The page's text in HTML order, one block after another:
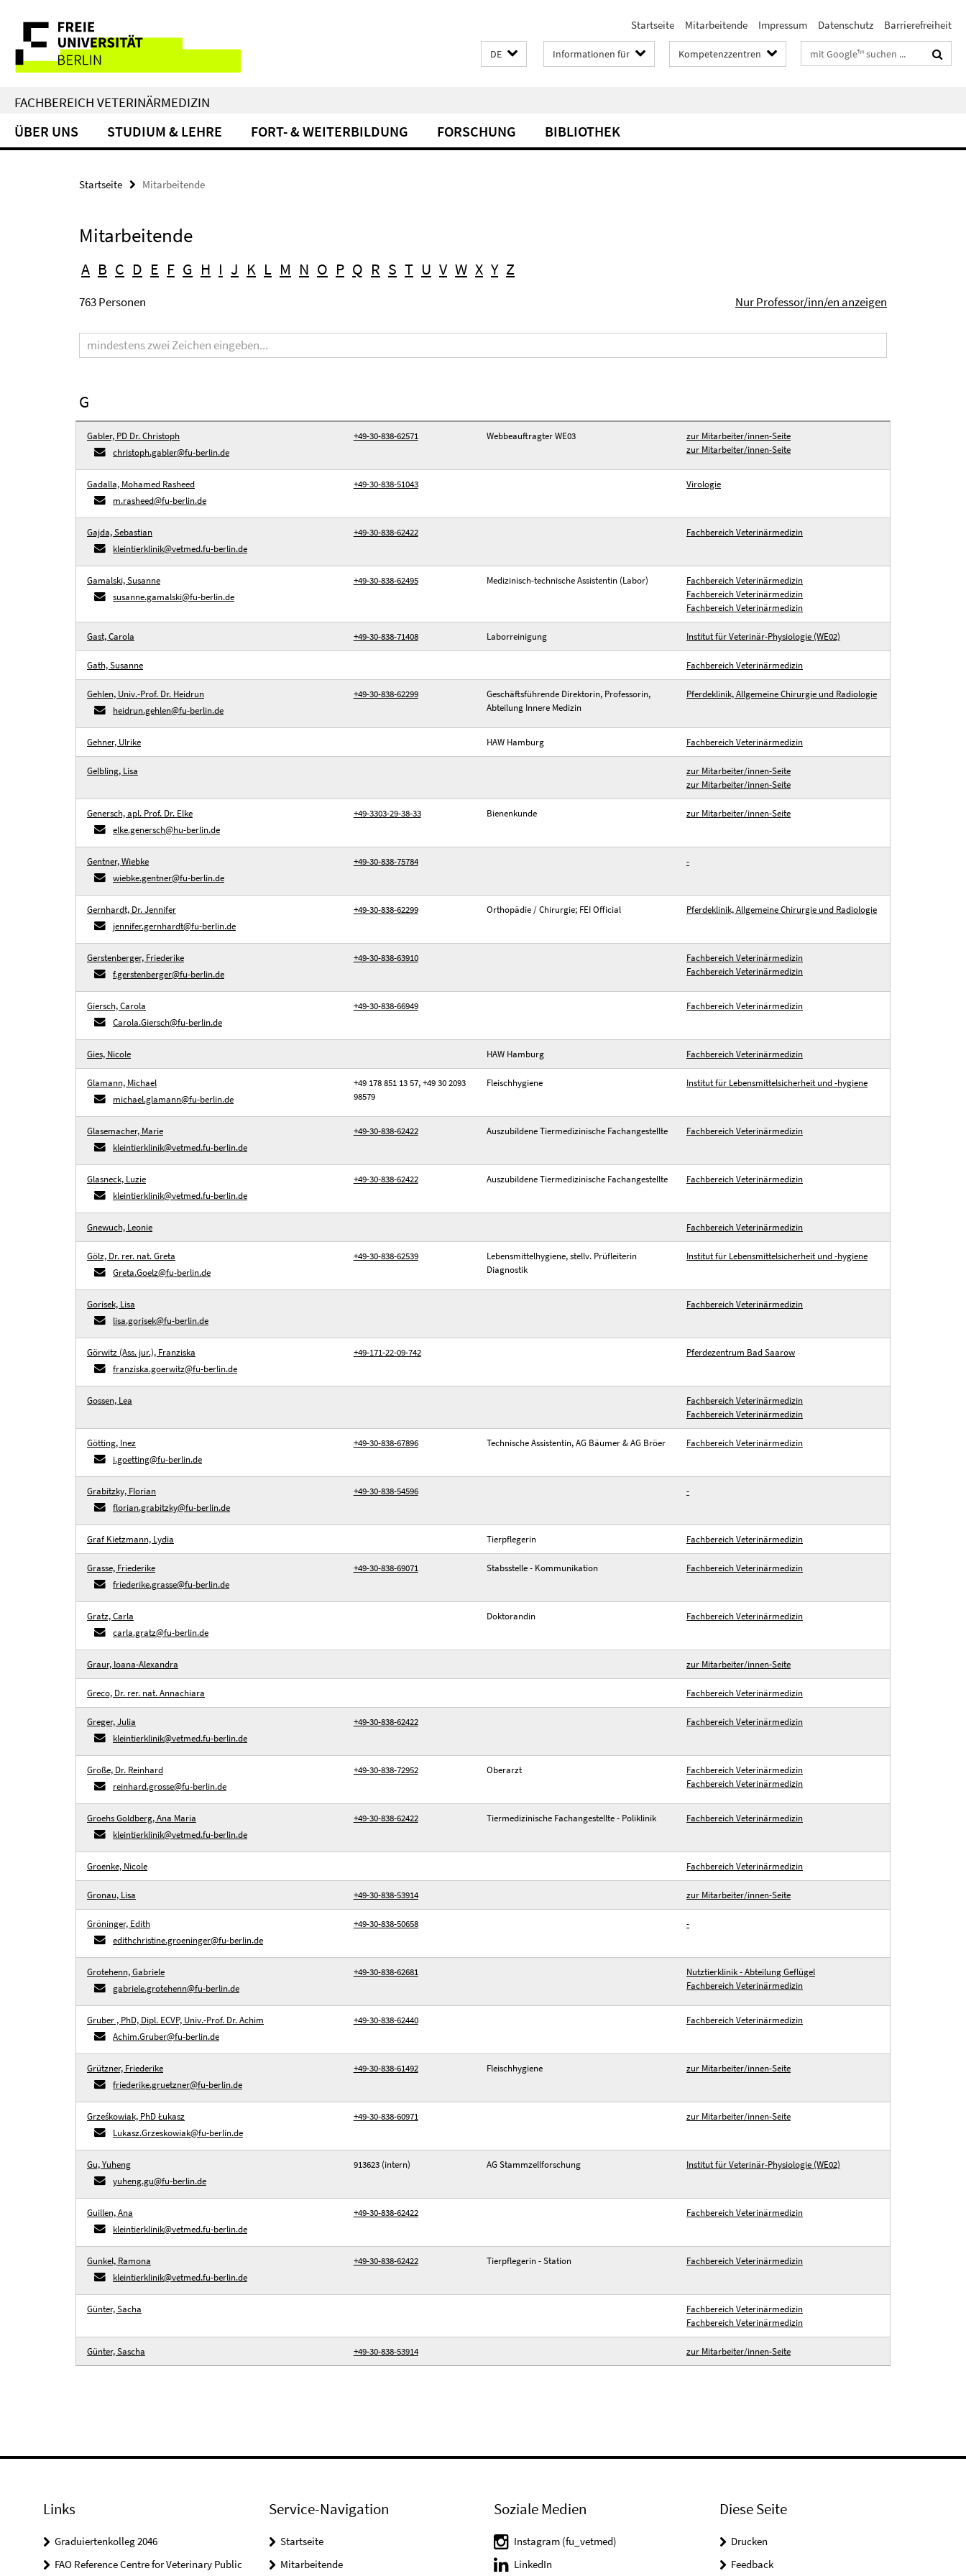
direkt
Inhalt
Service-
Navigation
Startseite Mitarbeitende Impressum Datenschutz Barrierefreiheit
DE Informationen für Kompetenzzentren Suchbegriffe
FACHBEREICH VETERINÄRMEDIZIN
ÜBER UNS STUDIUM & LEHRE FORT- & WEITERBILDUNG FORSCHUNG BIBLIOTHEK
Startseite Mitarbeitende
Mitarbeitende
A B C D E F G H I J K L M N O P Q R S T U V W X Y Z
Nur Professor/inn/en anzeigen
763 Personen
G
Gabler, PD Dr. Christoph
christoph.gabler@fu-berlin.de
+49-30-838-62571 Webbeauftragter WE03
zur Mitarbeiter/innen-Seite
zur Mitarbeiter/innen-Seite
Gadalla, Mohamed Rasheed
m.rasheed@fu-berlin.de
+49-30-838-51043 Virologie
Gajda, Sebastian
kleintierklinik@vetmed.fu-berlin.de
+49-30-838-62422 Fachbereich Veterinärmedizin
Gamalski, Susanne
susanne.gamalski@fu-berlin.de
+49-30-838-62495 Medizinisch-technische Assistentin (Labor)
Fachbereich Veterinärmedizin
Fachbereich Veterinärmedizin
Fachbereich Veterinärmedizin
Gast, Carola +49-30-838-71408 Laborreinigung Institut für Veterinär-Physiologie (WE02)
Gath, Susanne Fachbereich Veterinärmedizin
Gehlen, Univ.-Prof. Dr. Heidrun
heidrun.gehlen@fu-berlin.de
+49-30-838-62299
Geschäftsführende Direktorin, Professorin,
Abteilung Innere Medizin
Pferdeklinik, Allgemeine Chirurgie und Radiologie
Gehner, Ulrike HAW Hamburg Fachbereich Veterinärmedizin
Gelbling, Lisa
zur Mitarbeiter/innen-Seite
zur Mitarbeiter/innen-Seite
Genersch, apl. Prof. Dr. Elke
elke.genersch@hu-berlin.de
+49-3303-29-38-33 Bienenkunde zur Mitarbeiter/innen-Seite
Gentner, Wiebke
wiebke.gentner@fu-berlin.de
+49-30-838-75784 -
Gernhardt, Dr. Jennifer
jennifer.gernhardt@fu-berlin.de
+49-30-838-62299 Orthopädie / Chirurgie; FEI Official Pferdeklinik, Allgemeine Chirurgie und Radiologie
Gerstenberger, Friederike
f.gerstenberger@fu-berlin.de
+49-30-838-63910
Fachbereich Veterinärmedizin
Fachbereich Veterinärmedizin
Giersch, Carola
Carola.Giersch@fu-berlin.de
+49-30-838-66949 Fachbereich Veterinärmedizin
Gies, Nicole HAW Hamburg Fachbereich Veterinärmedizin
Glamann, Michael
michael.glamann@fu-berlin.de
+49 178 851 13 57, +49 30 2093
98579
Fleischhygiene Institut für Lebensmittelsicherheit und -hygiene
Glasemacher, Marie
kleintierklinik@vetmed.fu-berlin.de
+49-30-838-62422 Auszubildene Tiermedizinische Fachangestellte Fachbereich Veterinärmedizin
Glasneck, Luzie
kleintierklinik@vetmed.fu-berlin.de
+49-30-838-62422 Auszubildene Tiermedizinische Fachangestellte Fachbereich Veterinärmedizin
Gnewuch, Leonie Fachbereich Veterinärmedizin
Gölz, Dr. rer. nat. Greta
Greta.Goelz@fu-berlin.de
+49-30-838-62539
Lebensmittelhygiene, stellv. Prüfleiterin
Diagnostik
Institut für Lebensmittelsicherheit und -hygiene
Gorisek, Lisa
lisa.gorisek@fu-berlin.de
Fachbereich Veterinärmedizin
Görwitz (Ass. jur.), Franziska
franziska.goerwitz@fu-berlin.de
+49-171-22-09-742 Pferdezentrum Bad Saarow
Gossen, Lea
Fachbereich Veterinärmedizin
Fachbereich Veterinärmedizin
Götting, Inez
i.goetting@fu-berlin.de
+49-30-838-67896 Technische Assistentin, AG Bäumer & AG Bröer Fachbereich Veterinärmedizin
Grabitzky, Florian
florian.grabitzky@fu-berlin.de
+49-30-838-54596 -
Graf Kietzmann, Lydia Tierpflegerin Fachbereich Veterinärmedizin
Grasse, Friederike
friederike.grasse@fu-berlin.de
+49-30-838-69071 Stabsstelle - Kommunikation Fachbereich Veterinärmedizin
Gratz, Carla
carla.gratz@fu-berlin.de
Doktorandin Fachbereich Veterinärmedizin
Graur, Ioana-Alexandra zur Mitarbeiter/innen-Seite
Greco, Dr. rer. nat. Annachiara Fachbereich Veterinärmedizin
Greger, Julia
kleintierklinik@vetmed.fu-berlin.de
+49-30-838-62422 Fachbereich Veterinärmedizin
Große, Dr. Reinhard
reinhard.grosse@fu-berlin.de
+49-30-838-72952 Oberarzt
Fachbereich Veterinärmedizin
Fachbereich Veterinärmedizin
Groehs Goldberg, Ana Maria
kleintierklinik@vetmed.fu-berlin.de
+49-30-838-62422 Tiermedizinische Fachangestellte - Poliklinik Fachbereich Veterinärmedizin
Groenke, Nicole Fachbereich Veterinärmedizin
Gronau, Lisa +49-30-838-53914 zur Mitarbeiter/innen-Seite
Gröninger, Edith
edithchristine.groeninger@fu-berlin.de
+49-30-838-50658 -
Grotehenn, Gabriele
gabriele.grotehenn@fu-berlin.de
+49-30-838-62681
Nutztierklinik - Abteilung Geflügel
Fachbereich Veterinärmedizin
Gruber , PhD, Dipl. ECVP, Univ.-Prof. Dr. Achim
Achim.Gruber@fu-berlin.de
+49-30-838-62440 Fachbereich Veterinärmedizin
Grützner, Friederike
friederike.gruetzner@fu-berlin.de
+49-30-838-61492 Fleischhygiene zur Mitarbeiter/innen-Seite
Grześkowiak, PhD Łukasz
Lukasz.Grzeskowiak@fu-berlin.de
+49-30-838-60971 zur Mitarbeiter/innen-Seite
Gu, Yuheng
yuheng.gu@fu-berlin.de
913623 (intern) AG Stammzellforschung Institut für Veterinär-Physiologie (WE02)
Guillen, Ana
kleintierklinik@vetmed.fu-berlin.de
+49-30-838-62422 Fachbereich Veterinärmedizin
Gunkel, Ramona
kleintierklinik@vetmed.fu-berlin.de
+49-30-838-62422 Tierpflegerin - Station Fachbereich Veterinärmedizin
Günter, Sacha
Fachbereich Veterinärmedizin
Fachbereich Veterinärmedizin
Günter, Sascha +49-30-838-53914 zur Mitarbeiter/innen-Seite
Links
Graduiertenkolleg 2046
FAO Reference Centre for Veterinary Public
Service-Navigation
Startseite
Mitarbeitende
Soziale Medien
Instagram (fu_vetmed)
LinkedIn
Diese Seite
Drucken
Feedback